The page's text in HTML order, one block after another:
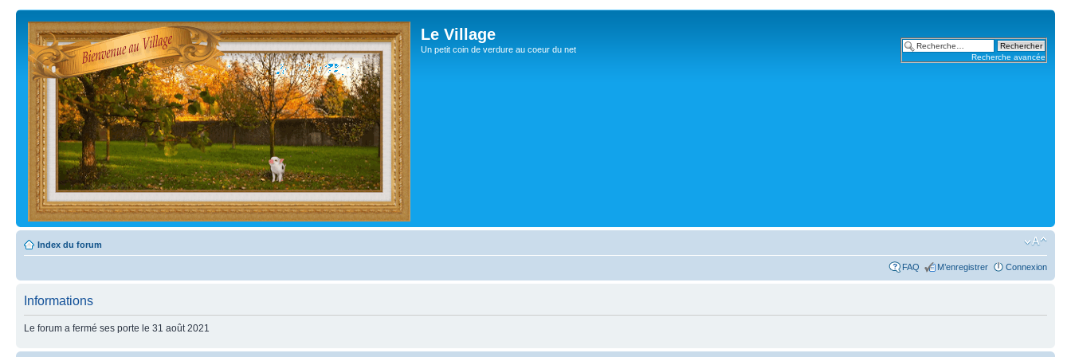
Le Village
Un petit coin de verdure au coeur du net
Recherche avancée
Index du forum
FAQ M’enregistrer Connexion
Informations
Le forum a fermé ses porte le 31 août 2021